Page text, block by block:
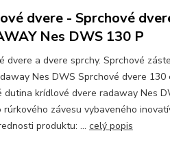
dvere - Sprchové
Nes DWS 130 P
dvere a dvere sprchy. Sprchové
Nes DWS Sprchové dvere
dutina krídlové dvere radaway Nes
rúrkového závesu vybaveného
produktu: ... celý popis